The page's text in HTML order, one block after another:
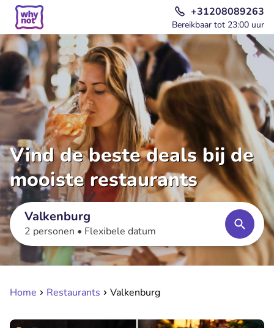
+31208089263
Bereikbaar tot 23:00 uur
Vind de beste deals bij de
mooiste restaurants
Valkenburg
2 personen • Flexibele datum
Home Restaurants Valkenburg